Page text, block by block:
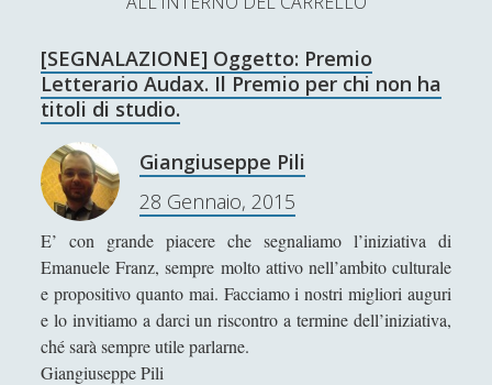
Contatti & Collabora!
La nostra storia
t
w
i
t
t
e
f
a
c
e
b
o
y
o
u
t
u
b
CERCA
S
a
r
h
SUPPORT US
Se apprezzi il nostro lavoro, puoi effettuare una
donazione tramite PayPal!
[SEGNALAZIONE] Oggetto: Premio
Letterario Audax. Il Premio per chi non ha
titoli di studio.
Giangiuseppe Pili
28 Gennaio, 2015
E’ con grande piacere che segnaliamo l’iniziativa di
Emanuele Franz, sempre molto attivo nell’ambito culturale
e propositivo quanto mai. Facciamo i nostri migliori auguri
e lo invitiamo a darci un riscontro a termine dell’iniziativa,
ché sarà sempre utile parlarne.
Giangiuseppe Pili